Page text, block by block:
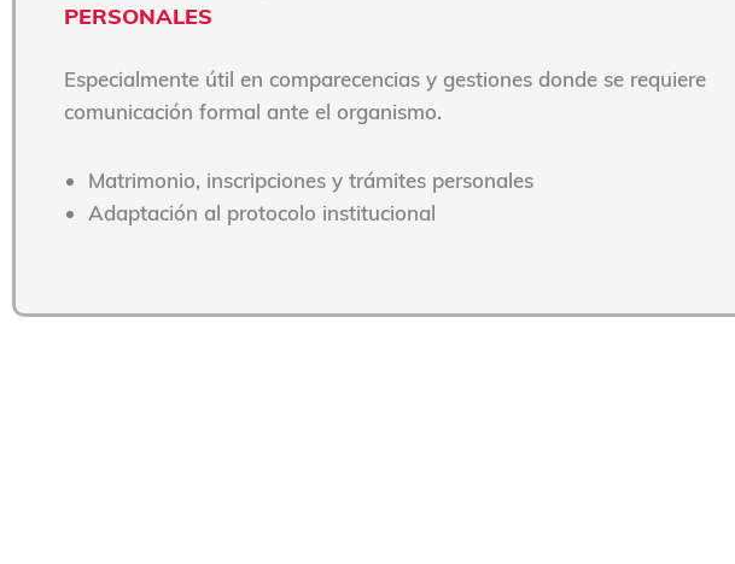
PERSONALES
Especialmente útil en comparecencias y gestiones donde se requiere
comunicación formal ante el organismo.
Matrimonio, inscripciones y trámites personales
Adaptación al protocolo institucional